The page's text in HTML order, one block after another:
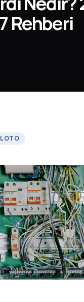
Rehberi
LOTO